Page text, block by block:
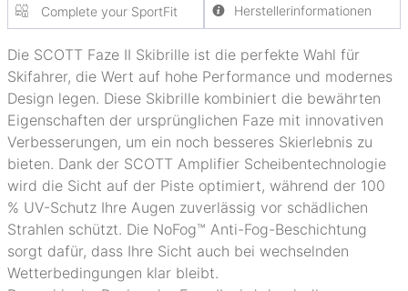
Complete your SportFit Herstellerinformationen
Die SCOTT Faze II Skibrille ist die perfekte Wahl für
Skifahrer, die Wert auf hohe Performance und modernes
Design legen. Diese Skibrille kombiniert die bewährten
Eigenschaften der ursprünglichen Faze mit innovativen
Verbesserungen, um ein noch besseres Skierlebnis zu
bieten. Dank der SCOTT Amplifier Scheibentechnologie
wird die Sicht auf der Piste optimiert, während der 100
% UV-Schutz Ihre Augen zuverlässig vor schädlichen
Strahlen schützt. Die NoFog™ Anti-Fog-Beschichtung
sorgt dafür, dass Ihre Sicht auch bei wechselnden
Wetterbedingungen klar bleibt.